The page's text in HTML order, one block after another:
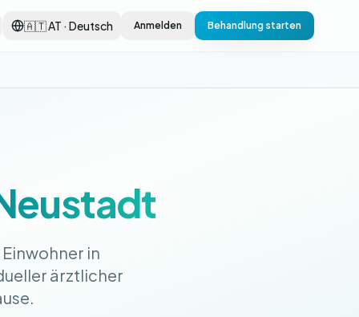
🇦🇹 AT · Deutsch Anmelden Behandlung starten
in
ärztlicher